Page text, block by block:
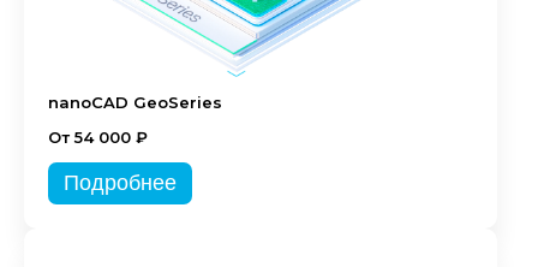
nanoCAD GeoSeries
От 54 000 ₽
Подробнее